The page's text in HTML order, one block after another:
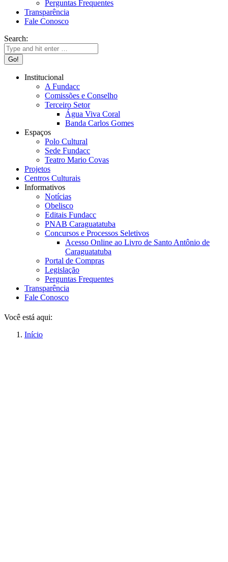
Perguntas Frequentes
Transparência
Fale Conosco
Search:
Institucional
A Fundacc
Comissões e Conselho
Terceiro Setor
Água Viva Coral
Banda Carlos Gomes
Espaços
Polo Cultural
Sede Fundacc
Teatro Mario Covas
Projetos
Centros Culturais
Informativos
Notícias
Obelisco
Editais Fundacc
PNAB Caraguatatuba
Concursos e Processos Seletivos
Acesso Online ao Livro de Santo Antônio de
Caraguatatuba
Portal de Compras
Legislação
Perguntas Frequentes
Transparência
Fale Conosco
Você está aqui:
Início